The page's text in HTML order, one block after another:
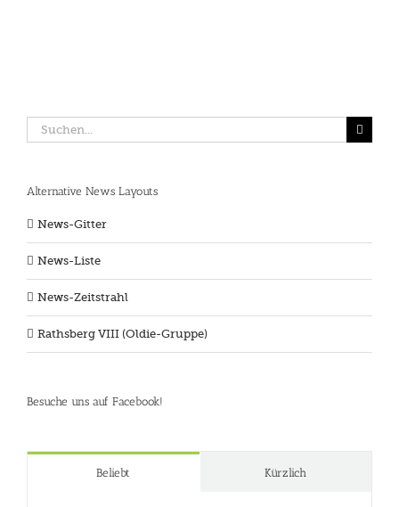
Suche
nach:
Alternative News Layouts
News-Gitter
News-Liste
News-Zeitstrahl
Rathsberg VIII (Oldie-Gruppe)
Besuche uns auf Facebook!
Beliebt Kürzlich